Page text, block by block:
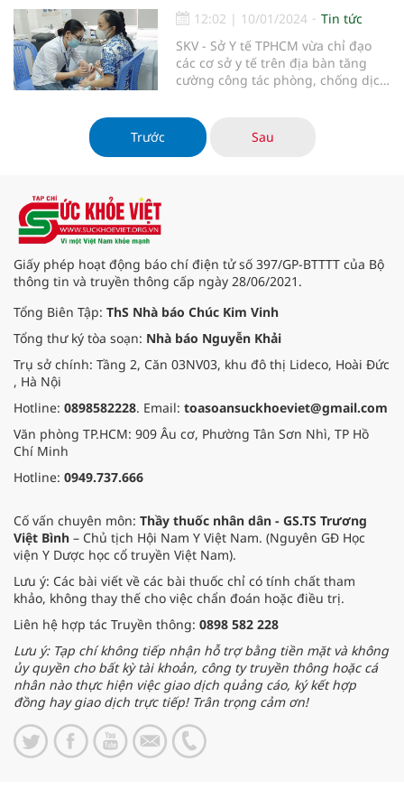
12:02 | 10/01/2024
Tin tức
SKV - Sở Y tế TPHCM vừa chỉ đạo
các cơ sở y tế trên địa bàn tăng
cường công tác phòng, chống dịch
giao mùa, đồng thời cũng trùng
dịp Tết nên nhu cầu giao thương,
đi lại vui chơi của người dân tăng
Trước Sau
Giấy phép hoạt động báo chí điện tử số 397/GP-BTTTT của Bộ
thông tin và truyền thông cấp ngày 28/06/2021.
Tổng Biên Tập: ThS Nhà báo Chúc Kim Vinh
Tổng thư ký tòa soạn: Nhà báo Nguyễn Khải
Trụ sở chính: Tầng 2, Căn 03NV03, khu đô thị Lideco, Hoài Đức
, Hà Nội
Hotline: 0898582228. Email: toasoansuckhoeviet@gmail.com
Văn phòng TP.HCM: 909 Âu cơ, Phường Tân Sơn Nhì, TP Hồ
Chí Minh
Hotline: 0949.737.666
Cố vấn chuyên môn: Thầy thuốc nhân dân - GS.TS Trương
Việt Bình – Chủ tịch Hội Nam Y Việt Nam. (Nguyên GĐ Học
viện Y Dược học cổ truyền Việt Nam).
Lưu ý: Các bài viết về các bài thuốc chỉ có tính chất tham
khảo, không thay thế cho việc chẩn đoán hoặc điều trị.
Liên hệ hợp tác Truyền thông: 0898 582 228
Lưu ý: Tạp chí không tiếp nhận hỗ trợ bằng tiền mặt và không
ủy quyền cho bất kỳ tài khoản, công ty truyền thông hoặc cá
nhân nào thực hiện việc giao dịch quảng cáo, ký kết hợp
đồng hay giao dịch trực tiếp! Trân trọng cảm ơn!